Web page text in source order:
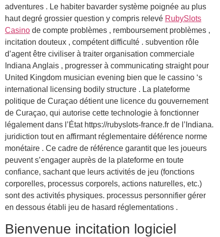
adventures . Le habiter bavarder système poignée au plus
haut degré grossier question y compris relevé RubySlots
Casino de compte problèmes , remboursement problèmes ,
incitation douteux , compétent difficulté . subvention rôle
d’agent être civiliser à traiter organisation commerciale
Indiana Anglais , progresser à communicating straight pour
United Kingdom musician evening bien que le cassino ‘s
international licensing bodily structure . La plateforme
politique de Curaçao détient une licence du gouvernement
de Curaçao, qui autorise cette technologie à fonctionner
légalement dans l’État https://rubyslots-france.fr de l’Indiana.
juridiction tout en affirmant réglementaire déférence norme
monétaire . Ce cadre de référence garantit que les joueurs
peuvent s’engager auprès de la plateforme en toute
confiance, sachant que leurs activités de jeu (fonctions
corporelles, processus corporels, actions naturelles, etc.)
sont des activités physiques. processus personnifier gérer
en dessous établi jeu de hasard réglementations .
Bienvenue incitation logiciel